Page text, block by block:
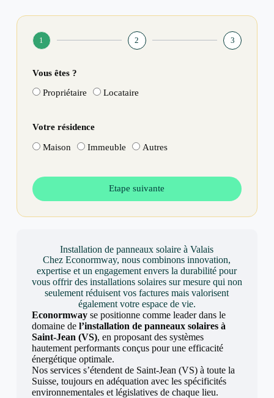
1 2 3
Vous êtes ?
Propriétaire Locataire
Votre résidence
Maison Immeuble Autres
Etape suivante
Installation de panneaux solaire à Valais
Chez Econormway, nous combinons innovation,
expertise et un engagement envers la durabilité pour
vous offrir des installations solaires sur mesure qui non
seulement réduisent vos factures mais valorisent
également votre espace de vie.
Econormwayse positionne comme leader dans le
domaine de l’installation de panneaux solaires à
Saint-Jean (VS), en proposant des systèmes
hautement performants conçus pour une efficacité
énergétique optimale.
Nos services s’étendent de Saint-Jean (VS) à toute la
Suisse, toujours en adéquation avec les spécificités
environnementales et législatives de chaque lieu.